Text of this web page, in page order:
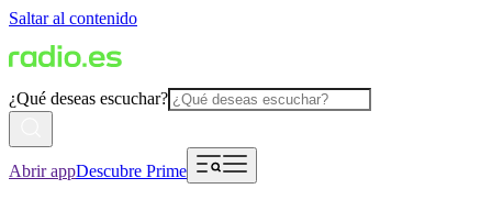
Saltar al contenido
¿Qué deseas escuchar?
Abrir appDescubre Prime